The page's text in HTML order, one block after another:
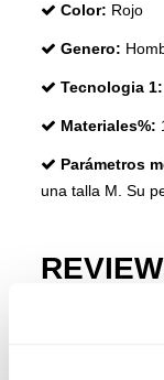
Color: Rojo
Genero:
Tecnologia 1:
Materiales%:
Parámetros
una talla M. Su